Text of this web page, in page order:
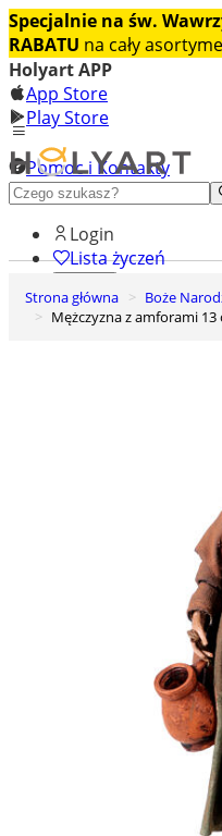
Specjalnie na św.
RABATU na cały
Holyart APP
App Store
Play Store
Pomoc i Kontakty
+48 222 922 860
Login
Lista życzeń
0
Koszyk
Strona główna Boże
Mężczyzna z amforami